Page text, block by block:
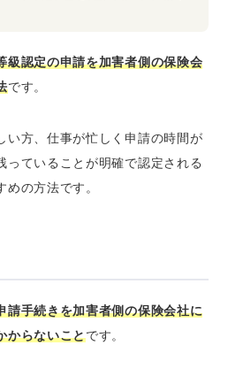
級認定の申請を加害者側の保険会
です。
い方、仕事が忙しく申請の時間が
っていることが明確で認定される
の方法です。
請手続きを加害者側の保険会社に
からないことです。